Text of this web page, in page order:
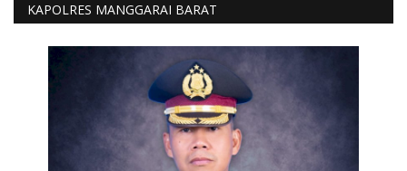
KAPOLRES MANGGARAI BARAT